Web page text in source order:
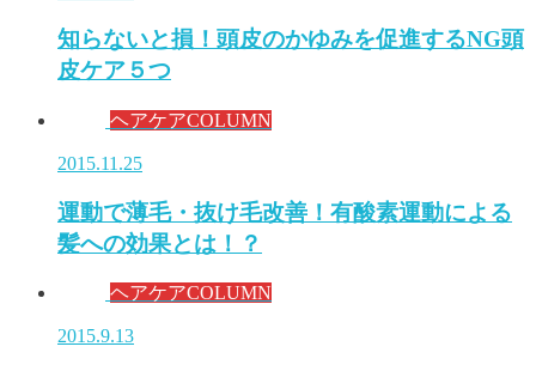
知らないと損！頭皮のかゆみを促進するNG頭
皮ケア５つ
ヘアケアCOLUMN
2015.11.25
運動で薄毛・抜け毛改善！有酸素運動による
髪への効果とは！？
ヘアケアCOLUMN
2015.9.13